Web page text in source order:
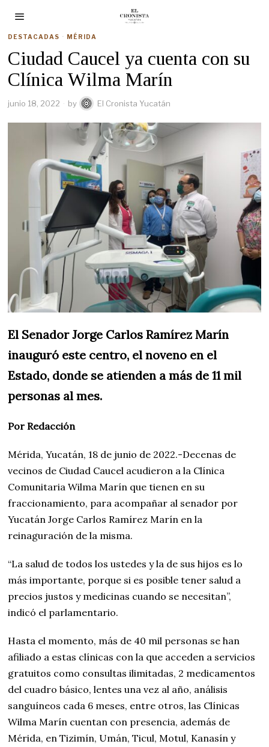
DESTACADAS · MÉRIDA
Ciudad Caucel ya cuenta con su
Clínica Wilma Marín
junio 18, 2022 by El Cronista Yucatán
El Senador Jorge Carlos Ramírez Marín
inauguró este centro, el noveno en el
Estado, donde se atienden a más de 11 mil
personas al mes.
Por Redacción
Mérida, Yucatán, 18 de junio de 2022.-Decenas de
vecinos de Ciudad Caucel acudieron a la Clínica
Comunitaria Wilma Marín que tienen en su
fraccionamiento, para acompañar al senador por
Yucatán Jorge Carlos Ramírez Marín en la
reinaguración de la misma.
“La salud de todos los ustedes y la de sus hijos es lo
más importante, porque si es posible tener salud a
precios justos y medicinas cuando se necesitan”,
indicó el parlamentario.
Hasta el momento, más de 40 mil personas se han
afiliado a estas clínicas con la que acceden a servicios
gratuitos como consultas ilimitadas, 2 medicamentos
del cuadro básico, lentes una vez al año, análisis
sanguíneos cada 6 meses, entre otros, las Clínicas
Wilma Marín cuentan con presencia, además de
Mérida, en Tizimín, Umán, Ticul, Motul, Kanasín y